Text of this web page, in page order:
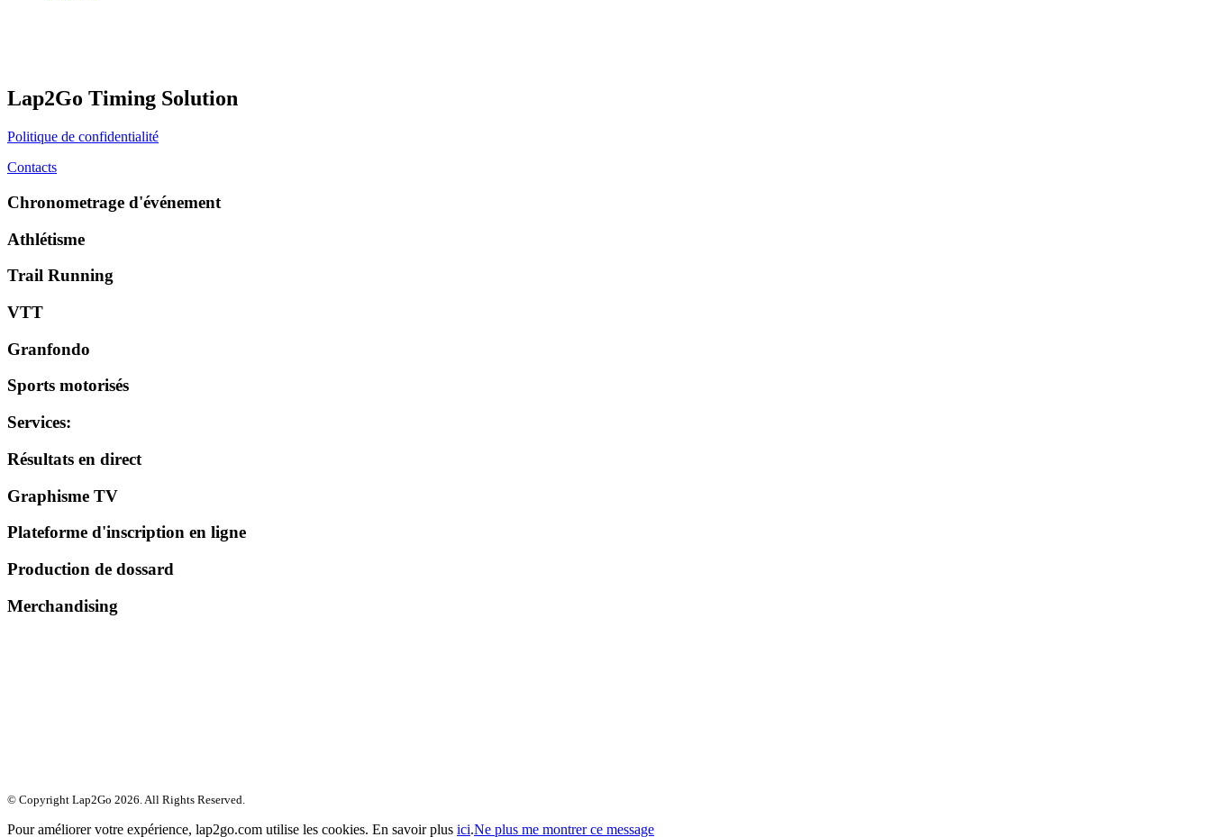
Lap2Go Timing Solution
Politique de confidentialité
Contacts
Chronometrage d'événement
Athlétisme
Trail Running
VTT
Granfondo
Sports motorisés
Services:
Résultats en direct
Graphisme TV
Plateforme d'inscription en ligne
Production de dossard
Merchandising
© Copyright Lap2Go 2026. All Rights Reserved.
Pour améliorer votre expérience, lap2go.com utilise les cookies. En savoir plus ici.Ne plus me montrer ce message